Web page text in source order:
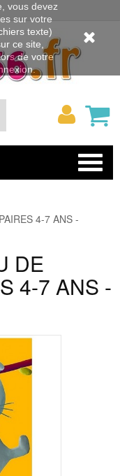
Rechercher
Mon
4-7 ANS -
DE
4-7 ANS -
vous devez
sur votre
texte)
ce site,
de votre